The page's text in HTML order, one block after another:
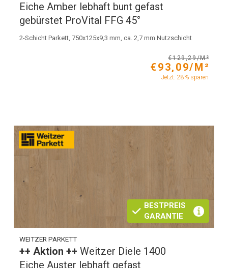
Eiche Amber lebhaft bunt gefast
gebürstet ProVital FFG 45°
2-Schicht Parkett, 750x125x9,3 mm, ca. 2,7 mm Nutzschicht
€129,29/M²
€93,09/M²
Jetzt: 28% sparen
BESTPREIS
GARANTIE
WEITZER PARKETT
++ Aktion ++Weitzer Diele 1400
Eiche Auster lebhaft gefast